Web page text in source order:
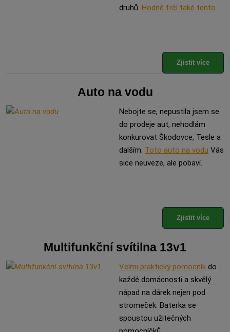
druhů. Hodně frčí také tento.
Zjistit více
Auto na vodu
Nebojte se, nepustila jsem se
do prodeje aut, nehodlám
konkurovat Škodovce, Tesle a
dalším. Toto auto na vodu Vás
sice neuveze, ale pobaví.
Zjistit více
Multifunkční svítilna 13v1
Velmi praktický pomocník do
každé domácnosti a skvělý
nápad na dárek nejen pod
stromeček. Baterka se
spoustou užitečných